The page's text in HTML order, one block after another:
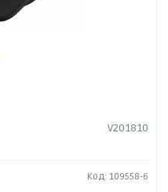
V201810
Код: 109558-6